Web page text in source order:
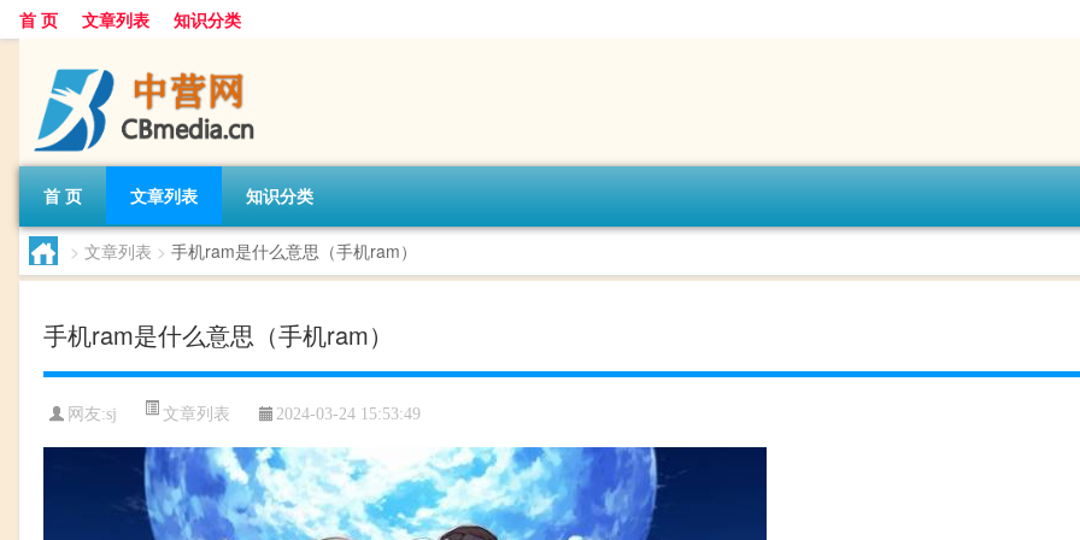
首 页 文章列表 知识分类
首 页 文章列表 知识分类
> 文章列表 > 手机ram是什么意思（手机ram）
手机ram是什么意思（手机ram）
网友:sj 文章列表 2024-03-24 15:53:49